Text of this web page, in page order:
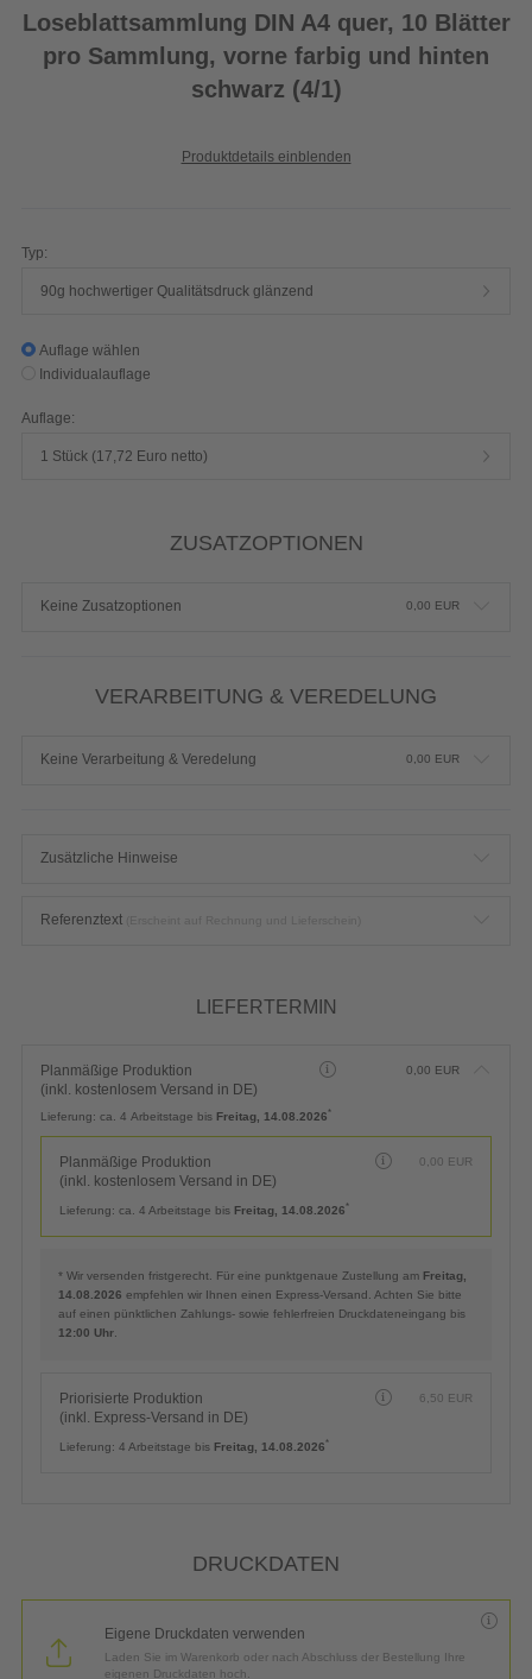
Loseblattsammlung DIN A4 quer, 10 Blätter
pro Sammlung, vorne farbig und hinten
schwarz (4/1)
Produktdetails einblenden
Typ:
90g hochwertiger Qualitätsdruck glänzend
Auflage wählen
Individualauflage
Auflage:
1 Stück (17,72 Euro netto)
ZUSATZOPTIONEN
Keine Zusatzoptionen 0,00 EUR
VERARBEITUNG & VEREDELUNG
Keine Verarbeitung & Veredelung 0,00 EUR
Zusätzliche Hinweise
Referenztext
LIEFERTERMIN
Planmäßige Produktion
(inkl. kostenlosem Versand in DE)
0,00 EUR
Lieferung: ca. 4 Arbeitstage bis Freitag, 14.08.2026*
Planmäßige Produktion
(inkl. kostenlosem Versand in DE)
0,00 EUR
Lieferung: ca. 4 Arbeitstage bis Freitag, 14.08.2026*
* Wir versenden fristgerecht. Für eine punktgenaue Zustellung am Freitag,
14.08.2026 empfehlen wir Ihnen einen Express-Versand. Achten Sie bitte
auf einen pünktlichen Zahlungs- sowie fehlerfreien Druckdateneingang bis
12:00 Uhr
Priorisierte Produktion
(inkl. Express-Versand in DE)
6,50 EUR
Lieferung: 4 Arbeitstage bis Freitag, 14.08.2026*
DRUCKDATEN
Eigene Druckdaten verwenden
Laden Sie im Warenkorb oder nach Abschluss der Bestellung Ihre
eigenen Druckdaten hoch.